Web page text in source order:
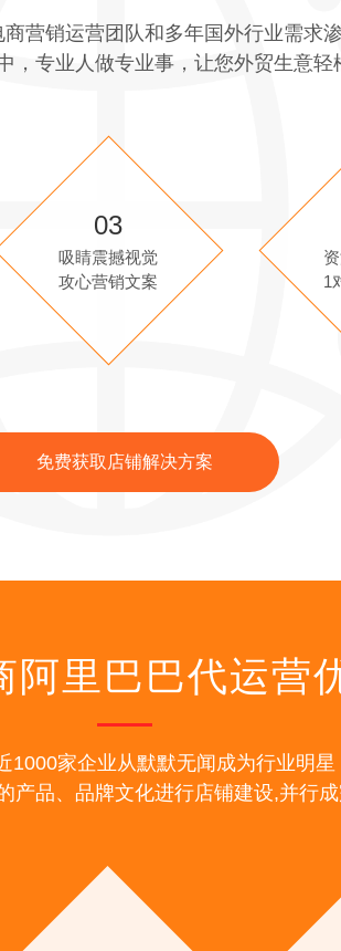
营销运营团队和多年国外行业需求
，专业人做专业事，让您外贸生意轻
03
吸睛震撼视觉
攻心营销文案
1
免费获取店铺解决方案
阿里巴巴代运营
1000家企业从默默无闻成为行业明星
产品、品牌文化进行店铺建设,并行成